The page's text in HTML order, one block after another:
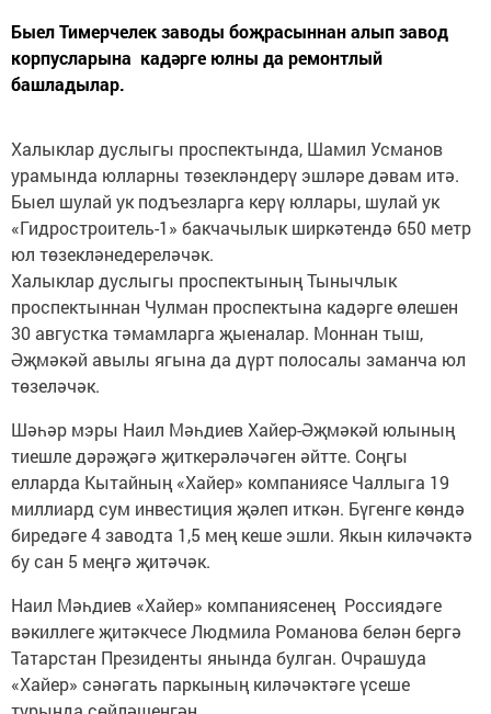
Быел Тимерчелек заводы боҗрасыннан алып завод
корпусларына кадәрге юлны да ремонтлый
башладылар.
Халыклар дуслыгы проспектында, Шамил Усманов
урамында юлларны төзекләндерү эшләре дәвам итә.
Быел шулай ук подъезларга керү юллары, шулай ук
«Гидростроитель-1» бакчачылык ширкәтендә 650 метр
юл төзекләнедереләчәк.
Халыклар дуслыгы проспектының Тынычлык
проспектыннан Чулман проспектына кадәрге өлешен
30 августка тәмамларга җыеналар. Моннан тыш,
Әҗмәкәй авылы ягына да дүрт полосалы заманча юл
төзеләчәк.
Шәһәр мэры Наил Мәһдиев Хайер-Әҗмәкәй юлының
тиешле дәрәҗәгә җиткерәләчәген әйтте. Соңгы
елларда Кытайның «Хайер» компаниясе Чаллыга 19
миллиард сум инвестиция җәлеп иткән. Бүгенге көндә
биредәге 4 заводта 1,5 мең кеше эшли. Якын киләчәктә
бу сан 5 меңгә җитәчәк.
Наил Мәһдиев «Хайер» компаниясенең Россиядәге
вәкиллеге җитәкчесе Людмила Романова белән бергә
Татарстан Президенты янында булган. Очрашуда
«Хайер» сәнәгать паркының киләчәктәге үсеше